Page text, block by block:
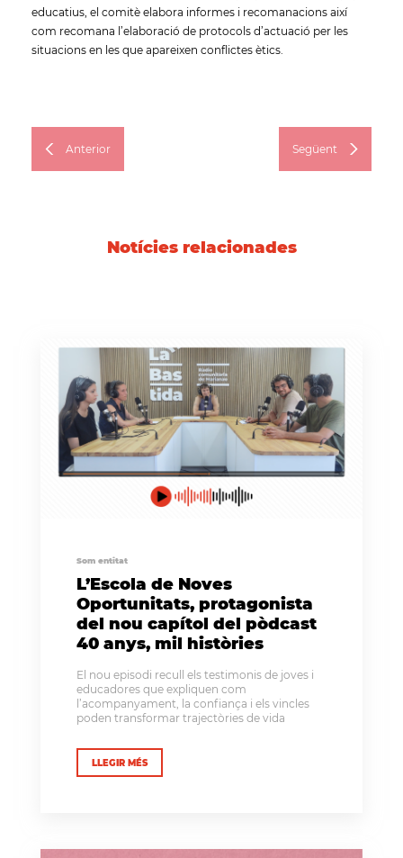
educatius, el comitè elabora informes i recomanacions així
com recomana l’elaboració de protocols d’actuació per les
situacions en les que apareixen conflictes ètics.
Anterior Següent
Notícies relacionades
Som entitat
L’Escola de Noves
Oportunitats, protagonista
del nou capítol del pòdcast
40 anys, mil històries
El nou episodi recull els testimonis de joves i
educadores que expliquen com
l’acompanyament, la confiança i els vincles
poden transformar trajectòries de vida
LLEGIR MÉS